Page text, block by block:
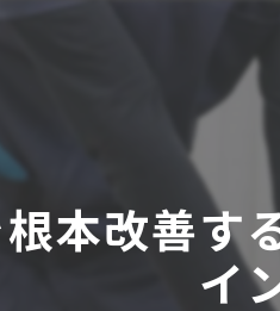
本改善す
イ